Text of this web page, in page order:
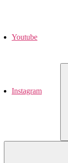
Youtube
Instagram